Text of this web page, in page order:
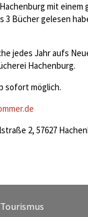
mit
Bücher gelesen
jedes Jahr aufs
Hachenburg.
sofort möglich.
2, 57627